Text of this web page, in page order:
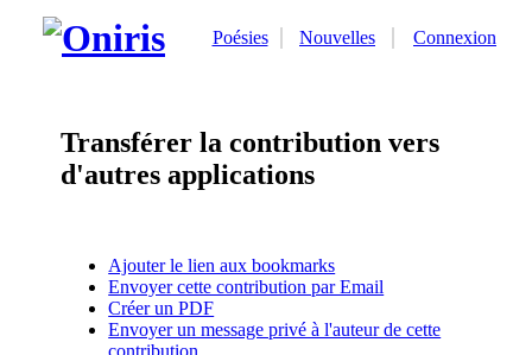
Poésies Nouvelles Connexion
Transférer la contribution vers
d'autres applications
Ajouter le lien aux bookmarks
Envoyer cette contribution par Email
Créer un PDF
Envoyer un message privé à l'auteur de cette
contribution